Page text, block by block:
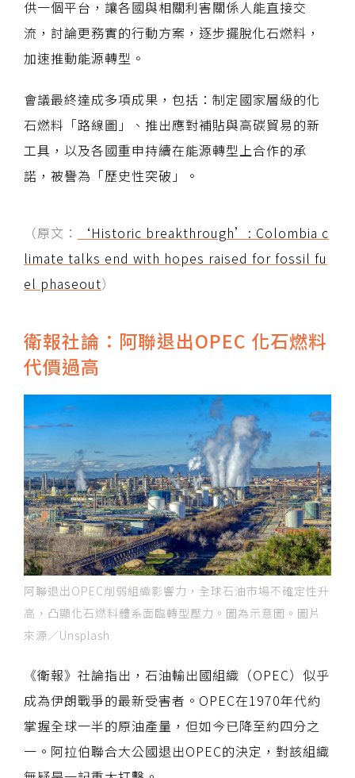
供一個平台，讓各國與相關利害關係人能直接交
流，討論更務實的行動方案，逐步擺脫化石燃料，
加速推動能源轉型。
會議最終達成多項成果，包括：制定國家層級的化
石燃料「路線圖」、推出應對補貼與高碳貿易的新
工具，以及各國重申持續在能源轉型上合作的承
諾，被譽為「歷史性突破」。
（原文：
‘Historic breakthrough’: Colombia c
limate talks end with hopes raised for fossil fu
el phaseout）
衛報社論：阿聯退出OPEC 化石燃料
代價過高
阿聯退出OPEC削弱組織影響力，全球石油市場不確定性升
高，凸顯化石燃料體系面臨轉型壓力。圖為示意圖。圖片
來源／Unsplash
《衛報》社論指出，石油輸出國組織（OPEC）似乎
成為伊朗戰爭的最新受害者。OPEC在1970年代約
掌握全球一半的原油產量，但如今已降至約四分之
一。阿拉伯聯合大公國退出OPEC的決定，對該組織